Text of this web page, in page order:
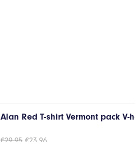
Alan Red T-shirt Vermont pack V-
Oorspronkelijke
Huidige